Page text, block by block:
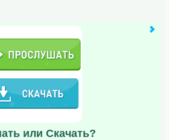
или Скачать?